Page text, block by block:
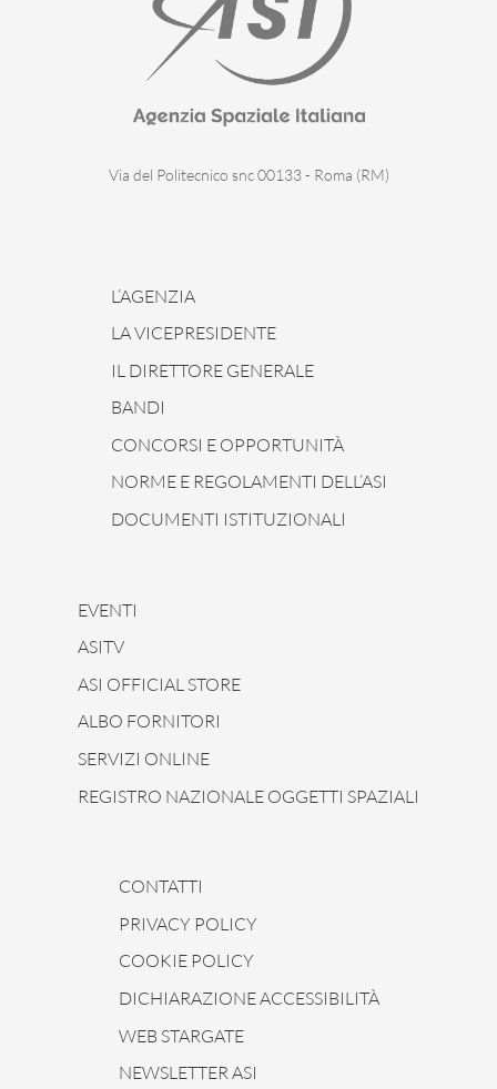
Via del Politecnico snc 00133 - Roma (RM)
L’AGENZIA
LA VICEPRESIDENTE
IL DIRETTORE GENERALE
BANDI
CONCORSI E OPPORTUNITÀ
NORME E REGOLAMENTI DELL’ASI
DOCUMENTI ISTITUZIONALI
EVENTI
ASITV
ASI OFFICIAL STORE
ALBO FORNITORI
SERVIZI ONLINE
REGISTRO NAZIONALE OGGETTI SPAZIALI
CONTATTI
PRIVACY POLICY
COOKIE POLICY
DICHIARAZIONE ACCESSIBILITÀ
WEB STARGATE
NEWSLETTER ASI